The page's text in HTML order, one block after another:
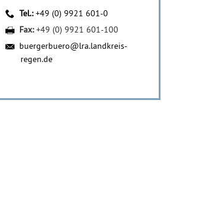
Tel.:+49 (0) 9921 601-0
Fax:+49 (0) 9921 601-100
buergerbuero@lra.landkreis-
regen.de